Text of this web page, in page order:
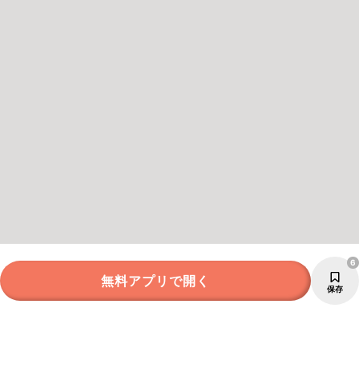
無料アプリで開く 保存
6